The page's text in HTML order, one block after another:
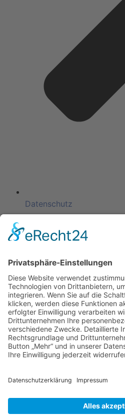
Datenschutz
KATEGORIEN
ÜBER UNS